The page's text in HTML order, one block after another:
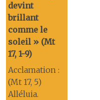
devint
brillant
comme le
soleil » (Mt
17, 1-9)
Acclamation :
(Mt 17, 5)
Alléluia.